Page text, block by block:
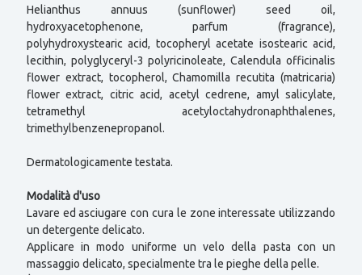
Helianthus annuus (sunflower) seed oil,
hydroxyacetophenone, parfum (fragrance),
polyhydroxystearic acid, tocopheryl acetate isostearic acid,
lecithin, polyglyceryl-3 polyricinoleate, Calendula officinalis
flower extract, tocopherol, Chamomilla recutita (matricaria)
flower extract, citric acid, acetyl cedrene, amyl salicylate,
tetramethyl acetyloctahydronaphthalenes,
trimethylbenzenepropanol.
Dermatologicamente testata.
Modalità d'uso
Lavare ed asciugare con cura le zone interessate utilizzando
un detergente delicato.
Applicare in modo uniforme un velo della pasta con un
massaggio delicato, specialmente tra le pieghe della pelle.